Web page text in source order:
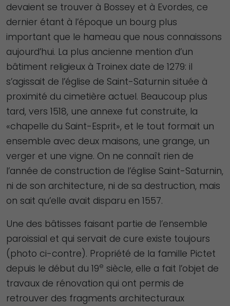
devaient se trouver à Bossey et à Evordes, ce
dernier étant à l’époque un bourg plus
important que le hameau que nous connaissons
aujourd’hui. La plus ancienne mention d’un
bâtiment religieux à Troinex date de 1279: il
s’agissait de l’église de Saint-Saturnin située à
proximité du cimetière actuel. Beaucoup plus
tard, vers 1518, une annexe fut construite, la
«chapelle du Saint-Esprit», et le tout formait un
ensemble avec deux maisons, une grange, un
verger et une vigne. On ne connaît rien de
l’année de construction de l’église Saint-Saturnin,
ni de son architecture, ni de sa destruction, mais
on sait qu’elle avait disparu en 1557.
Une des bâtisses faisant partie de l’ensemble
paroissial et qui servait de cure existe toujours
(photo ci-contre). Propriété de la famille Pictet
depuis le début du 19e siècle, elle a fait l’objet de
travaux de rénovation qui ont permis de
retrouver des fragments architecturaux